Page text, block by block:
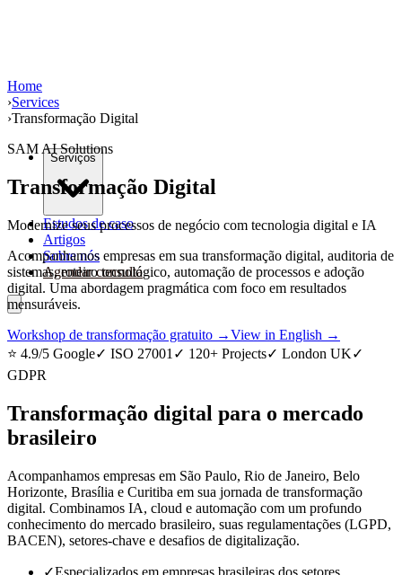
Serviços
Estudos de caso
Artigos
Sobre nós
Agendar consulta
Home
›Services
›Transformação Digital
SAM AI Solutions
Transformação Digital
Modernize seus processos de negócio com tecnologia digital e IA
Acompanhamos empresas em sua transformação digital, auditoria de
sistemas, roteiro tecnológico, automação de processos e adoção
digital. Uma abordagem pragmática com foco em resultados
mensuráveis.
Workshop de transformação gratuito →View in English →
⭐ 4.9/5 Google✓ ISO 27001 ✓ 120+ Projects✓ London UK✓
GDPR
Transformação digital para o mercado
brasileiro
Acompanhamos empresas em São Paulo, Rio de Janeiro, Belo
Horizonte, Brasília e Curitiba em sua jornada de transformação
digital. Combinamos IA, cloud e automação com um profundo
conhecimento do mercado brasileiro, suas regulamentações (LGPD,
BACEN), setores-chave e desafios de digitalização.
✓Especializados em empresas brasileiras dos setores